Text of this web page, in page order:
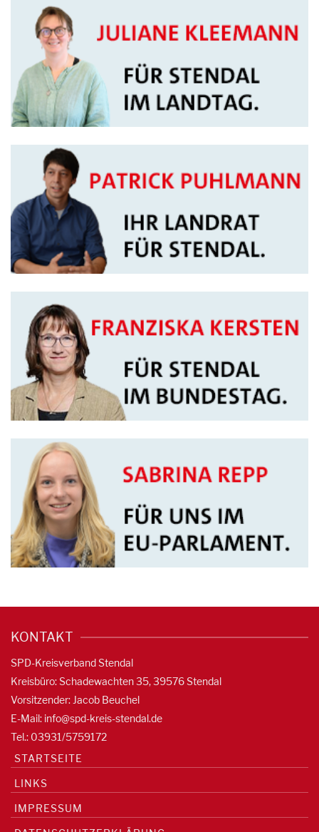
KONTAKT
SPD-Kreisverband Stendal
Kreisbüro: Schadewachten 35, 39576 Stendal
Vorsitzender: Jacob Beuchel
E-Mail: info@spd-kreis-stendal.de
Tel.: 03931/5759172
STARTSEITE
LINKS
IMPRESSUM